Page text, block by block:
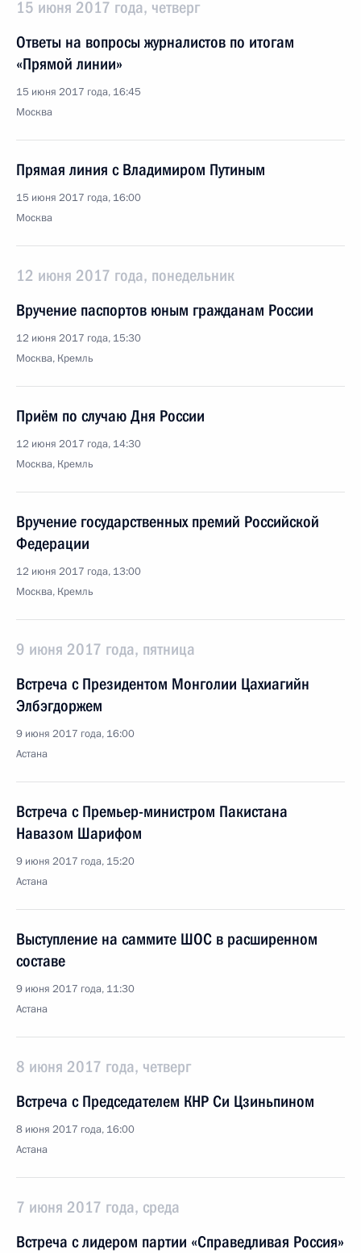
15 июня 2017 года, четверг
Ответы на вопросы журналистов по итогам
«Прямой линии»
15 июня 2017 года, 16:45
Москва
Прямая линия с Владимиром Путиным
15 июня 2017 года, 16:00
Москва
12 июня 2017 года, понедельник
Вручение паспортов юным гражданам России
12 июня 2017 года, 15:30
Москва, Кремль
Приём по случаю Дня России
12 июня 2017 года, 14:30
Москва, Кремль
Вручение государственных премий Российской
Федерации
12 июня 2017 года, 13:00
Москва, Кремль
9 июня 2017 года, пятница
Встреча с Президентом Монголии Цахиагийн
Элбэгдоржем
9 июня 2017 года, 16:00
Астана
Встреча с Премьер-министром Пакистана
Навазом Шарифом
9 июня 2017 года, 15:20
Астана
Выступление на саммите ШОС в расширенном
составе
9 июня 2017 года, 11:30
Астана
8 июня 2017 года, четверг
Встреча с Председателем КНР Си Цзиньпином
8 июня 2017 года, 16:00
Астана
7 июня 2017 года, среда
Встреча с лидером партии «Справедливая Россия»